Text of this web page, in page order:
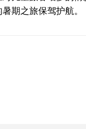
期之旅保驾护航。